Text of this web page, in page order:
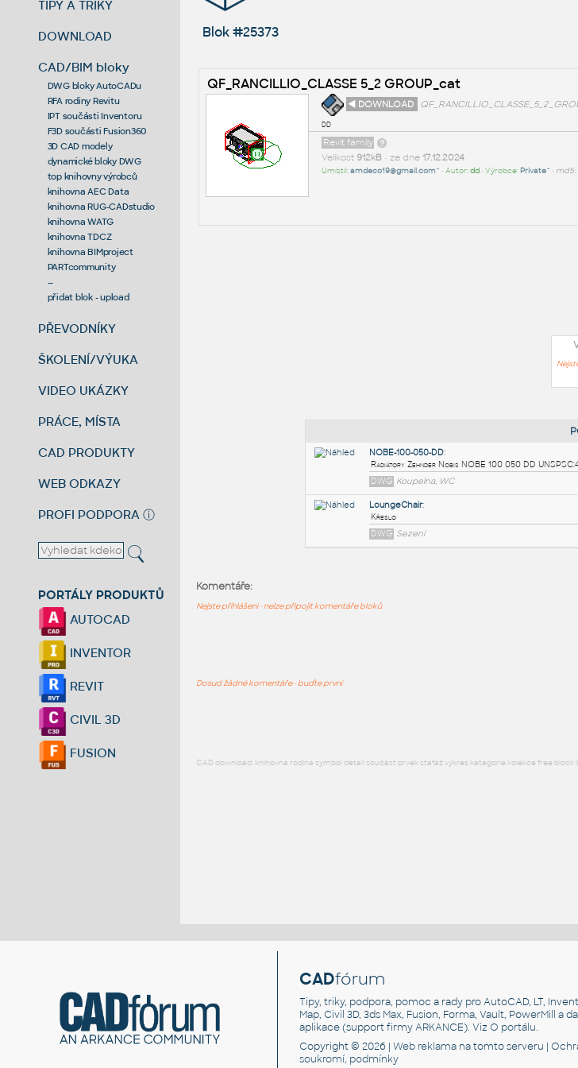
TIPY A TRIKY
DOWNLOAD
CAD/BIM bloky
DWG bloky AutoCADu
RFA rodiny Revitu
IPT součásti Inventoru
F3D součásti Fusion360
3D CAD modely
dynamické bloky DWG
top knihovny výrobců
knihovna AEC Data
knihovna RUG-CADstudio
knihovna WATG
knihovna TDCZ
knihovna BIMproject
PARTcommunity
--
přidat blok - upload
PŘEVODNÍKY
ŠKOLENÍ/VÝUKA
VIDEO UKÁZKY
PRÁCE, MÍSTA
CAD PRODUKTY
WEB ODKAZY
PROFI PODPORA ⓘ
PORTÁLY PRODUKTŮ
AUTOCAD
INVENTOR
REVIT
CIVIL 3D
FUSION
Blok #25373
QF_RANCILLIO_CLASSE 5_2 GROUP_cat
◄ DOWNLOAD
dd
Revit family
Velikost 912kB• ze dne 17.12.2024
Umístil:amdeco19@gmail.com^ • Autor:dd• Výrobce: Private^ • md5:
Komentáře:
Nejste přihlášeni - nelze připojit komentáře bloků
Dosud žádné komentáře - buďte první
CAD download: knihovna rodina symbol detail součást prvek stafáž výkres kategorie kolekce free block
CADfórum
Tipy, triky, podpora, pomoc a rady pro AutoCAD, LT,
Map, Civil 3D, 3ds Max, Fusion, Forma, Vault, PowerMill a
aplikace (support firmy ARKANCE). VizO portálu.
Copyright © 2026 |Web reklama na tomto serveru |
soukromí, podmínky